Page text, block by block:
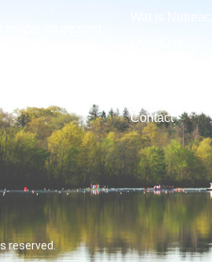
Contact
reserved.